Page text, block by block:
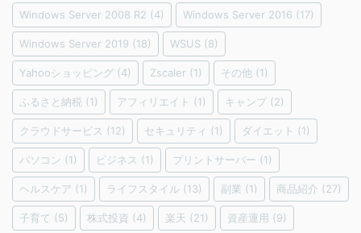
Windows Server 2008 R2 (4) Windows Server 2016 (17)
Windows Server 2019 (18) WSUS (8)
Yahooショッピング (4) Zscaler (1) その他 (1)
ふるさと納税 (1) アフィリエイト (1) キャンプ (2)
クラウドサービス (12) セキュリティ (1) ダイエット (1)
パソコン (1) ビジネス (1) プリントサーバー (1)
ヘルスケア (1) ライフスタイル (13) 副業 (1) 商品紹介 (27)
子育て (5) 株式投資 (4) 楽天 (21) 資産運用 (9)